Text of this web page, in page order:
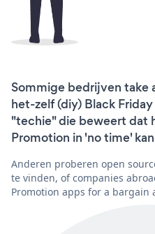
Sommige bedrijven take
het-zelf (diy) Black
"techie" die beweert dat
Promotion in 'no time'
Anderen proberen open
te vinden, of companies
Promotion apps for a bargain